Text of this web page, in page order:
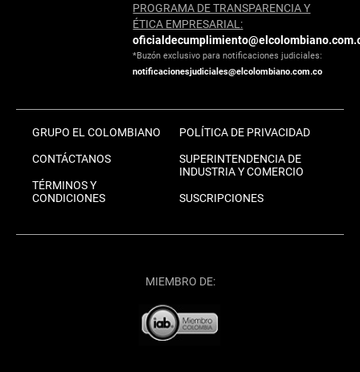
PROGRAMA DE TRANSPARENCIA Y
ÉTICA EMPRESARIAL:
*Buzón exclusivo para notificaciones judiciales:
notificacionesjudiciales@elcolombiano.com.co
GRUPO EL COLOMBIANO
CONTÁCTANOS
TÉRMINOS Y
CONDICIONES
POLÍTICA DE PRIVACIDAD
SUPERINTENDENCIA DE
INDUSTRIA Y COMERCIO
SUSCRIPCIONES
MIEMBRO DE: